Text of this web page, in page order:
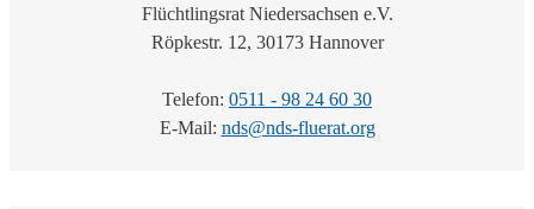
Flüchtlingsrat Niedersachsen e.V.
Röpkestr. 12, 30173 Hannover
Telefon: 0511 - 98 24 60 30
E-Mail: nds@nds-fluerat.org